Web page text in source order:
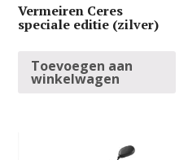
Vermeiren Ceres
speciale editie (zilver)
Toevoegen aan
winkelwagen